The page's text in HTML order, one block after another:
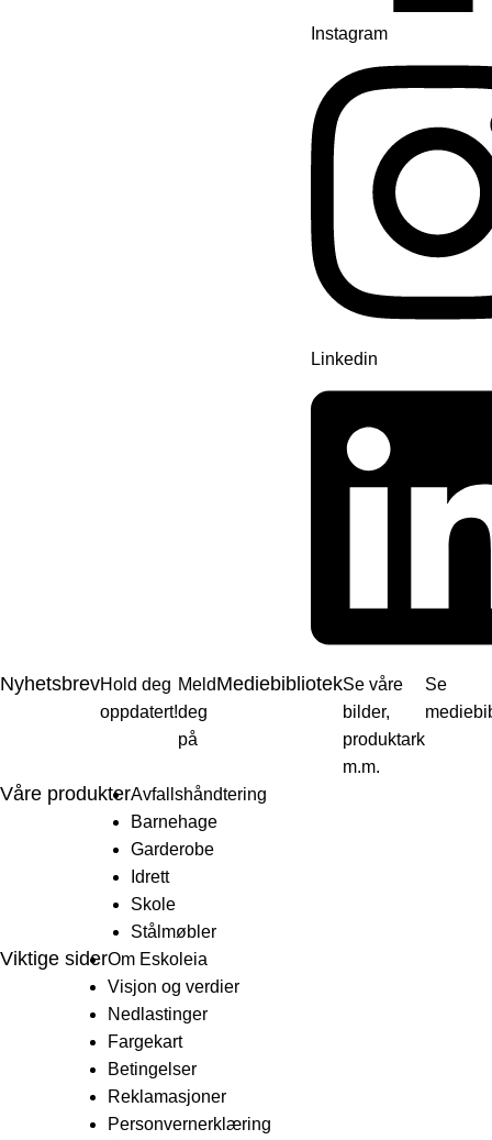
Instagram
Linkedin
NyhetsbrevHold deg
oppdatert!
Meld
deg
på
MediebibliotekSe våre
bilder,
produktark
m.m.
Se
Våre produkterAvfallshåndtering
Barnehage
Garderobe
Idrett
Skole
Stålmøbler
Viktige siderOm Eskoleia
Visjon og verdier
Nedlastinger
Fargekart
Betingelser
Reklamasjoner
Personvernerklæring